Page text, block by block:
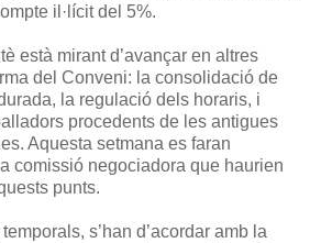
il·lícit del 5%.
està mirant d’avançar en altres
del Conveni: la consolidació de
la regulació dels horaris, i
procedents de les antigues
Aquesta setmana es faran
comissió negociadora que haurien
punts.
s’han d’acordar amb la